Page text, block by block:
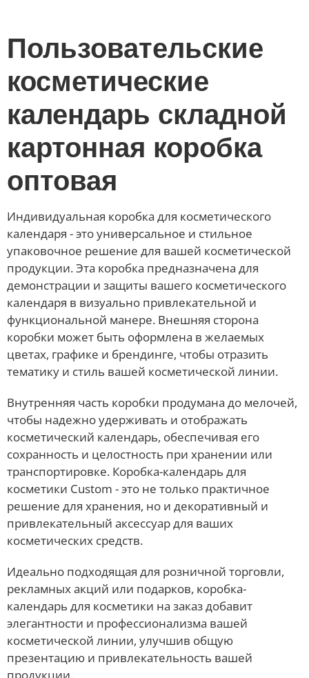
Пользовательские
косметические
календарь складной
картонная коробка
оптовая
Индивидуальная коробка для косметического
календаря - это универсальное и стильное
упаковочное решение для вашей косметической
продукции. Эта коробка предназначена для
демонстрации и защиты вашего косметического
календаря в визуально привлекательной и
функциональной манере. Внешняя сторона
коробки может быть оформлена в желаемых
цветах, графике и брендинге, чтобы отразить
тематику и стиль вашей косметической линии.
Внутренняя часть коробки продумана до мелочей,
чтобы надежно удерживать и отображать
косметический календарь, обеспечивая его
сохранность и целостность при хранении или
транспортировке. Коробка-календарь для
косметики Custom - это не только практичное
решение для хранения, но и декоративный и
привлекательный аксессуар для ваших
косметических средств.
Идеально подходящая для розничной торговли,
рекламных акций или подарков, коробка-
календарь для косметики на заказ добавит
элегантности и профессионализма вашей
косметической линии, улучшив общую
презентацию и привлекательность вашей